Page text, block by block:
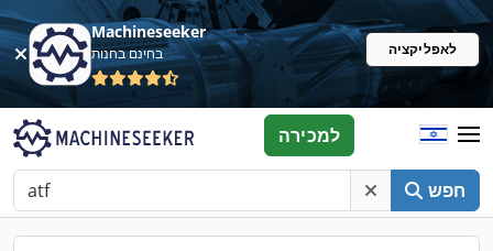
Machineseeker
בחינם בחנות לאפליקציה
חפש
למכירה